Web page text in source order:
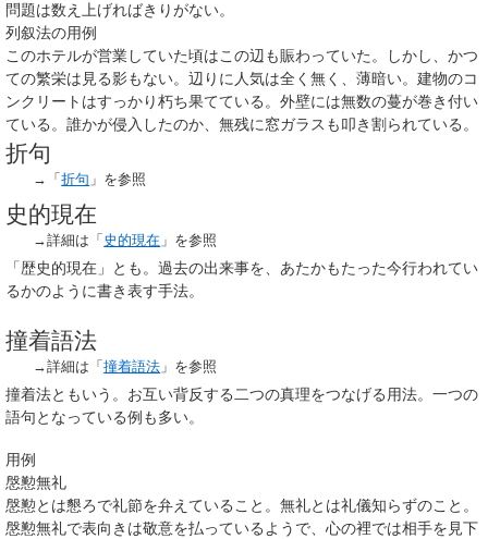
問題は数え上げればきりがない。
列叙法の用例
このホテルが営業していた頃はこの辺も賑わっていた。しかし、かつ
ての繁栄は見る影もない。辺りに人気は全く無く、薄暗い。建物のコ
ンクリートはすっかり朽ち果てている。外壁には無数の蔓が巻き付い
ている。誰かが侵入したのか、無残に窓ガラスも叩き割られている。
折句
→「折句 」を参照
史的現在
→詳細は「 史的現在 」を参照
「歴史的現在」とも。過去の出来事を、あたかもたった今行われてい
るかのように書き表す手法。
撞着語法
→詳細は「撞着語法 」を参照
撞着法ともいう。お互い背反する二つの真理をつなげる用法。一つの
語句となっている例も多い。
用例
慇懃無礼
慇懃とは懇ろで礼節を弁えていること。無礼とは礼儀知らずのこと。
慇懃無礼で表向きは敬意を払っているようで、心の裡では相手を見下